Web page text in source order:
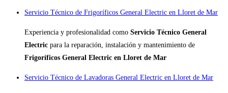
Servicio Técnico de Frigoríficos General Electric en Lloret de Mar
Experiencia y profesionalidad como Servicio Técnico General
Electric para la reparación, instalación y mantenimiento de
Frigoríficos General Electric en Lloret de Mar
Servicio Técnico de Lavadoras General Electric en Lloret de Mar